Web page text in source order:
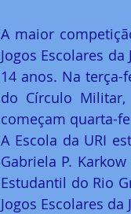
A maior
Jogos Escolares
14 anos. Na
do Círculo
começam quarta-
A Escola da URI
Gabriela P.
Estudantil do Rio
Jogos Escolares da